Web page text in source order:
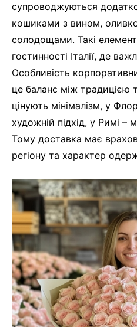
супроводжуються
кошиками з вином,
солодощами. Такі
гостинності Італії, де
Особливість
це баланс між традицією
цінують мінімалізм, у
художній підхід, у Римі –
Тому доставка має
регіону та характер